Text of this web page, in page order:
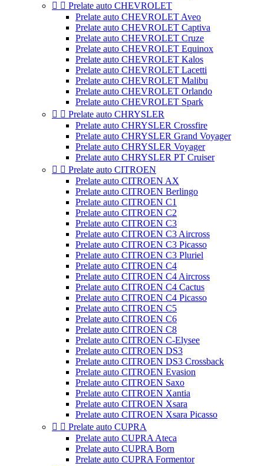
  Prelate auto CHEVROLET
Prelate auto CHEVROLET Aveo
Prelate auto CHEVROLET Captiva
Prelate auto CHEVROLET Cruze
Prelate auto CHEVROLET Equinox
Prelate auto CHEVROLET Kalos
Prelate auto CHEVROLET Lacetti
Prelate auto CHEVROLET Malibu
Prelate auto CHEVROLET Orlando
Prelate auto CHEVROLET Spark
  Prelate auto CHRYSLER
Prelate auto CHRYSLER Crossfire
Prelate auto CHRYSLER Grand Voyager
Prelate auto CHRYSLER Voyager
Prelate auto CHRYSLER PT Cruiser
  Prelate auto CITROEN
Prelate auto CITROEN AX
Prelate auto CITROEN Berlingo
Prelate auto CITROEN C1
Prelate auto CITROEN C2
Prelate auto CITROEN C3
Prelate auto CITROEN C3 Aircross
Prelate auto CITROEN C3 Picasso
Prelate auto CITROEN C3 Pluriel
Prelate auto CITROEN C4
Prelate auto CITROEN C4 Aircross
Prelate auto CITROEN C4 Cactus
Prelate auto CITROEN C4 Picasso
Prelate auto CITROEN C5
Prelate auto CITROEN C6
Prelate auto CITROEN C8
Prelate auto CITROEN C-Elysee
Prelate auto CITROEN DS3
Prelate auto CITROEN DS3 Crossback
Prelate auto CITROEN Evasion
Prelate auto CITROEN Saxo
Prelate auto CITROEN Xantia
Prelate auto CITROEN Xsara
Prelate auto CITROEN Xsara Picasso
  Prelate auto CUPRA
Prelate auto CUPRA Ateca
Prelate auto CUPRA Born
Prelate auto CUPRA Formentor